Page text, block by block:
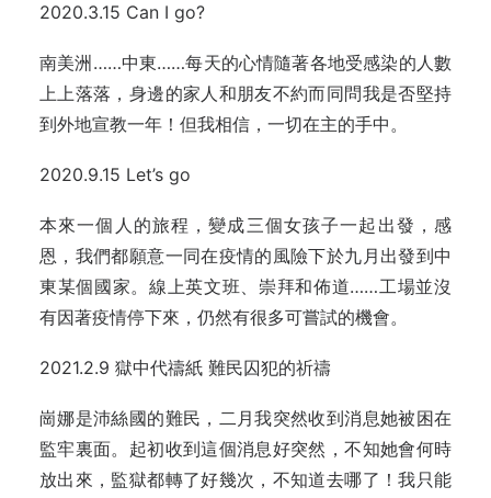
2020.3.15 Can I go?
南美洲……中東……每天的心情隨著各地受感染的人數
上上落落，身邊的家人和朋友不約而同問我是否堅持
到外地宣教一年！但我相信，一切在主的手中。
2020.9.15 Let’s go
本來一個人的旅程，變成三個女孩子一起出發，感
恩，我們都願意一同在疫情的風險下於九月出發到中
東某個國家。線上英文班、崇拜和佈道……工場並沒
有因著疫情停下來，仍然有很多可嘗試的機會。
2021.2.9 獄中代禱紙 難民囚犯的祈禱
崗娜是沛絲國的難民，二月我突然收到消息她被困在
監牢裏面。起初收到這個消息好突然，不知她會何時
放出來，監獄都轉了好幾次，不知道去哪了！我只能